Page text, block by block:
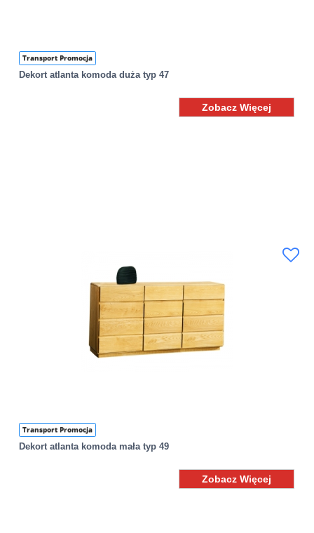
Transport Promocja
Dekort atlanta komoda duża typ 47
Zobacz Więcej
Transport Promocja
Dekort atlanta komoda mała typ 49
Zobacz Więcej